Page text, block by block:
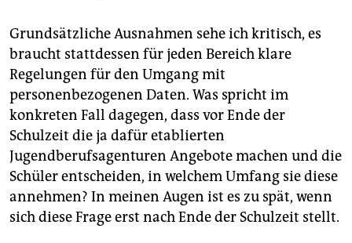
Grundsätzliche Ausnahmen sehe ich kritisch, es
braucht stattdessen für jeden Bereich klare
Regelungen für den Umgang mit
personenbezogenen Daten. Was spricht im
konkreten Fall dagegen, dass vor Ende der
Schulzeit die ja dafür etablierten
Jugendberufsagenturen Angebote machen und die
Schüler entscheiden, in welchem Umfang sie diese
annehmen? In meinen Augen ist es zu spät, wenn
sich diese Frage erst nach Ende der Schulzeit stellt.